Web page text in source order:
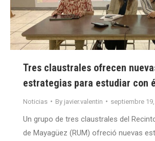
Tres claustrales ofrecen
estrategias para estudiar con
Noticias By javier.valentin septiembre
Un grupo de tres claustrales del
de Mayagüez (RUM) ofreció nuevas